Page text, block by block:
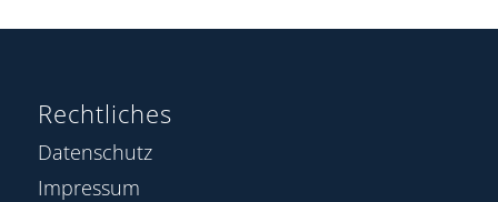
Rechtliches
Datenschutz
Impressum